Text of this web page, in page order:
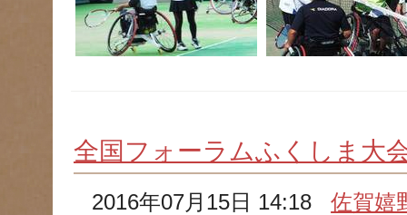
全国フォーラムふくしま大
2016年07月15日 14:18佐賀嬉